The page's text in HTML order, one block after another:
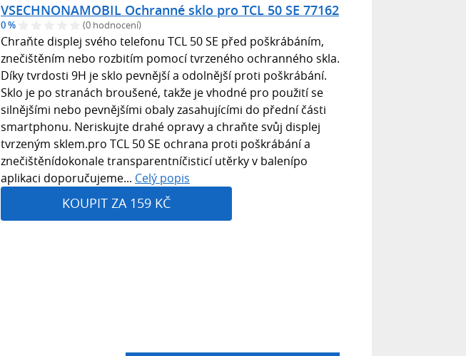
VSECHNONAMOBIL Ochranné sklo pro TCL 50 SE 77162
0 % (0 hodnocení)
Chraňte displej svého telefonu TCL 50 SE před poškrábáním,
znečištěním nebo rozbitím pomocí tvrzeného ochranného skla.
Díky tvrdosti 9H je sklo pevnější a odolnější proti poškrábání.
Sklo je po stranách broušené, takže je vhodné pro použití se
silnějšími nebo pevnějšími obaly zasahujícími do přední části
smartphonu. Neriskujte drahé opravy a chraňte svůj displej
tvrzeným sklem.pro TCL 50 SE ochrana proti poškrábání a
znečištěnídokonale transparentníčisticí utěrky v balenípo
aplikaci doporučujeme... Celý popis
KOUPIT ZA 159 KČ